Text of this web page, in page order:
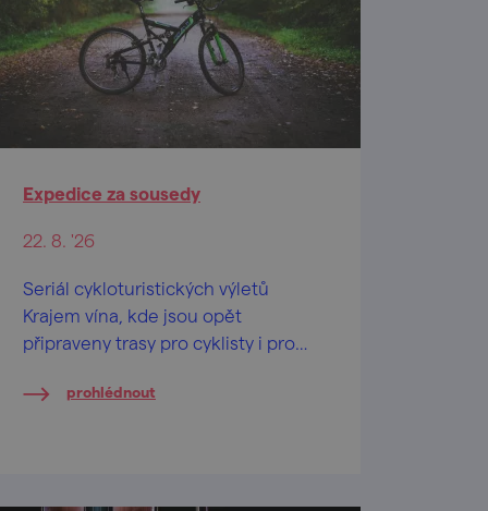
Expedice za sousedy
22. 8. '26
Seriál cykloturistických výletů
Krajem vína, kde jsou opět
připraveny trasy pro cyklisty i pro
prohlédnout